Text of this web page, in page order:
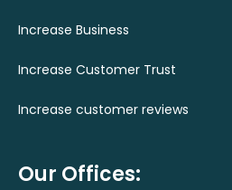
Increase Business
Increase Customer Trust
Increase customer reviews
Our Offices: